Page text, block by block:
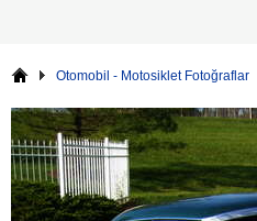
Otomobil - Motosiklet Fotoğraflar